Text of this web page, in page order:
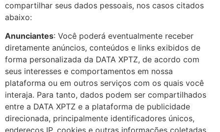
compartilhar seus dados pessoais, nos casos citados
abaixo:
Anunciantes: Você poderá eventualmente receber
diretamente anúncios, conteúdos e links exibidos de
forma personalizada da DATA XPTZ, de acordo com
seus interesses e comportamentos em nossa
plataforma ou em outros serviços com os quais você
interaja. Para tanto, dados podem ser compartilhados
entre a DATA XPTZ e a plataforma de publicidade
direcionada, principalmente identificadores únicos,